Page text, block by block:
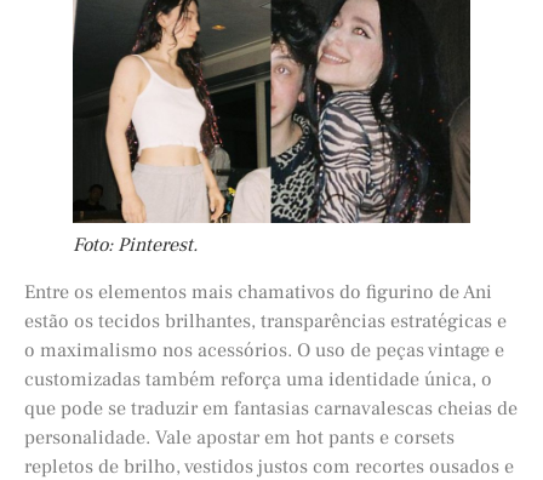
Foto: Pinterest.
Entre os elementos mais chamativos do figurino de Ani
estão os tecidos brilhantes, transparências estratégicas e
o maximalismo nos acessórios. O uso de peças vintage e
customizadas também reforça uma identidade única, o
que pode se traduzir em fantasias carnavalescas cheias de
personalidade. Vale apostar em hot pants e corsets
repletos de brilho, vestidos justos com recortes ousados e